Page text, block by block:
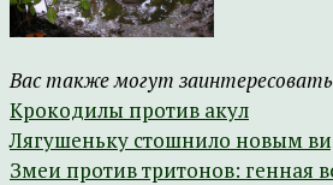
Вас также могут
Крокодилы против акул
Лягушеньку стошнило новым
Змеи против тритонов: генная